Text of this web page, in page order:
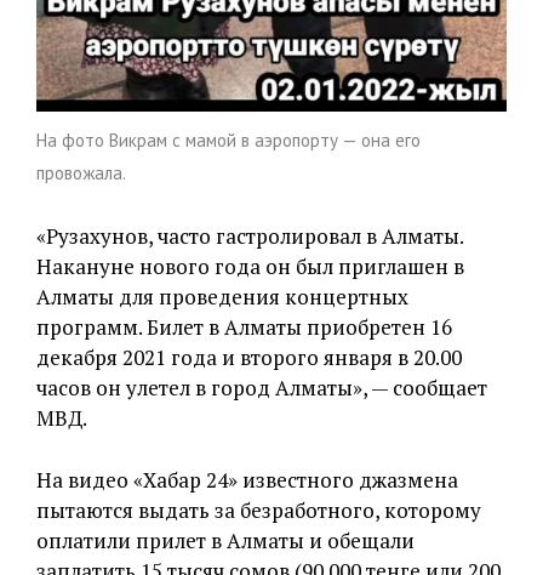
На фото Викрам с мамой в аэропорту — она его
провожала.
«Рузахунов, часто гастролировал в Алматы.
Накануне нового года он был приглашен в
Алматы для проведения концертных
программ. Билет в Алматы приобретен 16
декабря 2021 года и второго января в 20.00
часов он улетел в город Алматы», — сообщает
МВД.
На видео «Хабар 24» известного джазмена
пытаются выдать за безработного, которому
оплатили прилет в Алматы и обещали